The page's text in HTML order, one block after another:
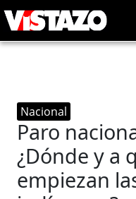
Nacional
Paro
¿Dónde y a
empiezan